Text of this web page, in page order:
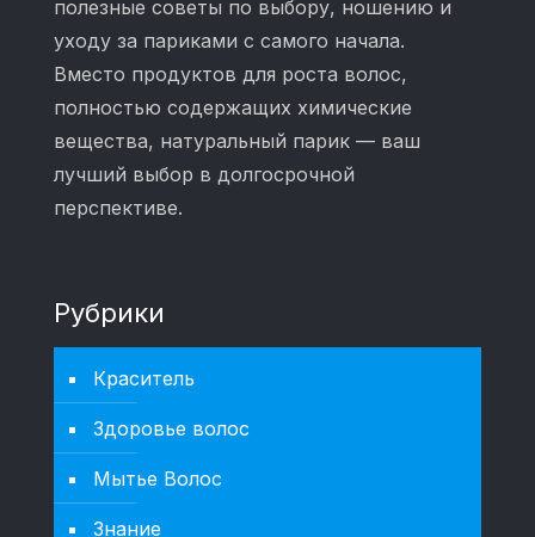
полезные советы по выбору, ношению и
уходу за париками с самого начала.
Вместо продуктов для роста волос,
полностью содержащих химические
вещества, натуральный парик — ваш
лучший выбор в долгосрочной
перспективе.
Рубрики
Краситель
Здоровье волос
Мытье Волос
Знание